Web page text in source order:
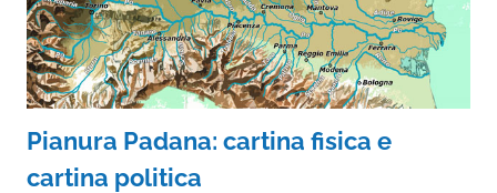
Pianura Padana: cartina fisica e
cartina politica